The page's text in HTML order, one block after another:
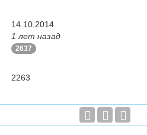
14.10.2014
1 лет назад
2637
2263